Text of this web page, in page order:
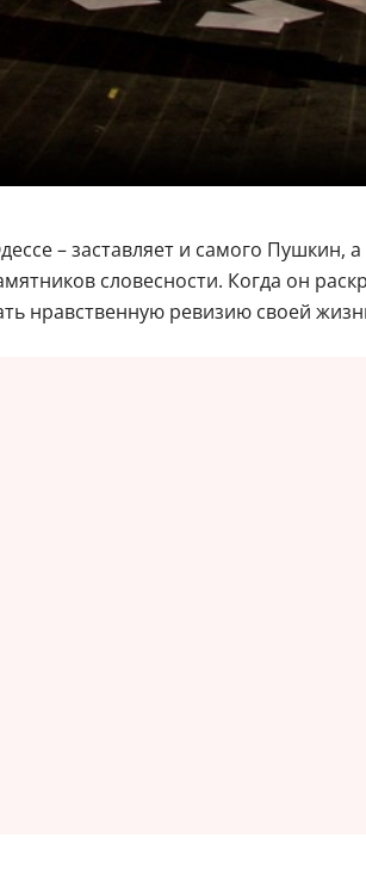
– заставляет и самого Пушкин,
словесности. Когда он
нравственную ревизию своей